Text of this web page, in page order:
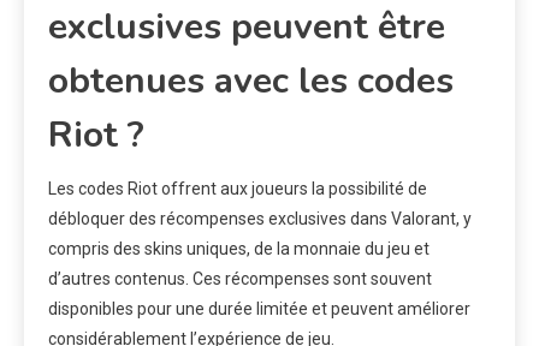
exclusives peuvent être
obtenues avec les codes
Riot ?
Les codes Riot offrent aux joueurs la possibilité de
débloquer des récompenses exclusives dans Valorant, y
compris des skins uniques, de la monnaie du jeu et
d’autres contenus. Ces récompenses sont souvent
disponibles pour une durée limitée et peuvent améliorer
considérablement l’expérience de jeu.